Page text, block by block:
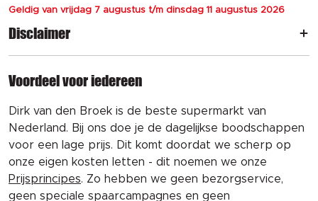
Geldig van vrijdag 7 augustus t/m dinsdag 11 augustus 2026
Disclaimer
Voordeel voor iedereen
Dirk van den Broek is de beste supermarkt van
Nederland. Bij ons doe je de dagelijkse boodschappen
voor een lage prijs. Dit komt doordat we scherp op
onze eigen kosten letten - dit noemen we onze
Prijsprincipes. Zo hebben we geen bezorgservice,
geen speciale spaarcampagnes en geen